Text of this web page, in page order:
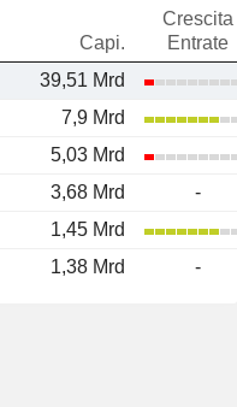
Capi.
Crescita
Entrate
39,51 Mrd
7,9 Mrd
5,03 Mrd
3,68 Mrd
-
1,45 Mrd
1,38 Mrd -